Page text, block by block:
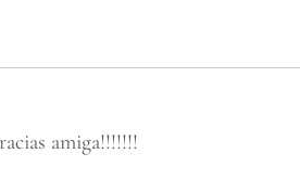
amiga!!!!!!!